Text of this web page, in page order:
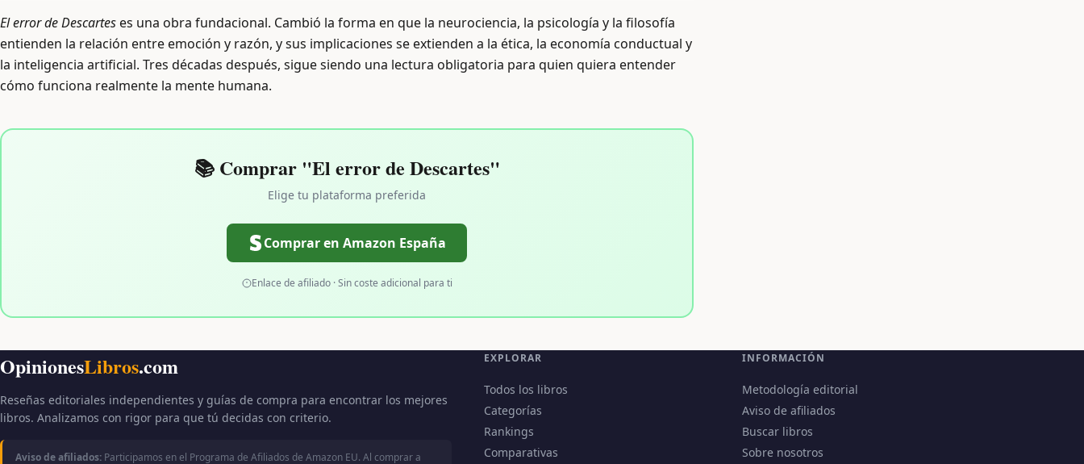
El error de Descarteses una obra fundacional. Cambió la forma en que la neurociencia, la psicología y la filosofía
entienden la relación entre emoción y razón, y sus implicaciones se extienden a la ética, la economía conductual y
la inteligencia artificial. Tres décadas después, sigue siendo una lectura obligatoria para quien quiera entender
cómo funciona realmente la mente humana.
📚 Comprar "El error de Descartes"
Elige tu plataforma preferida
Comprar en Amazon España
Enlace de afiliado · Sin coste adicional para ti
OpinionesLibros.com
Reseñas editoriales independientes y guías de compra para encontrar los mejores
libros. Analizamos con rigor para que tú decidas con criterio.
Aviso de afiliados: Participamos en el Programa de Afiliados de Amazon EU. Al comprar a
EXPLORAR
Todos los libros
Categorías
Rankings
Comparativas
INFORMACIÓN
Metodología editorial
Aviso de afiliados
Buscar libros
Sobre nosotros